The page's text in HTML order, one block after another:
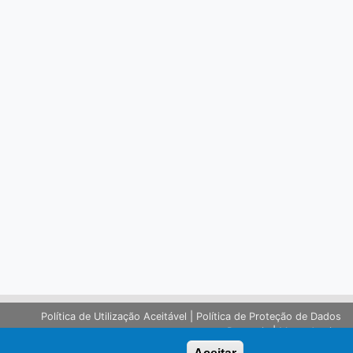
Política de Utilização Aceitável
Política de Proteção de Dados
Pessoais|Mapa do site